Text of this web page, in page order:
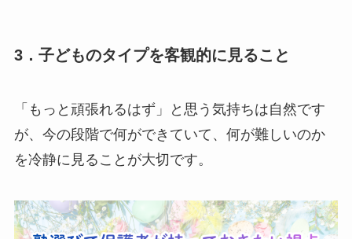
3．子どものタイプを客観的に見ること
「もっと頑張れるはず」と思う気持ちは自然です
が、今の段階で何ができていて、何が難しいのか
を冷静に見ることが大切です。